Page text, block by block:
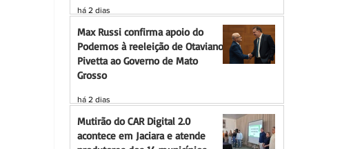
há 2 dias
Max Russi confirma apoio do
Podemos à reeleição de Otaviano
Pivetta ao Governo de Mato
Grosso
há 2 dias
Mutirão do CAR Digital 2.0
acontece em Jaciara e atende